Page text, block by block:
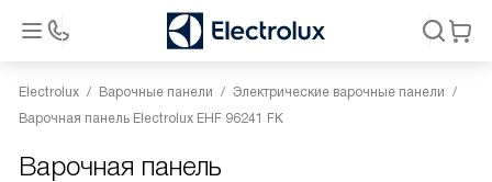
Electrolux Варочные панели
Электрические варочные панели
Варочная панель Electrolux EHF 96241 FK
Варочная панель